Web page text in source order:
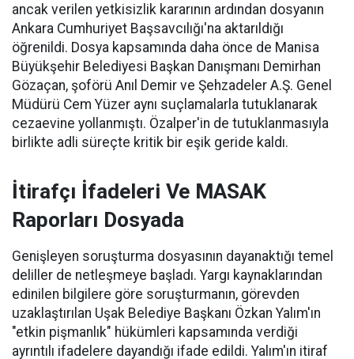
ancak verilen yetkisizlik kararının ardından dosyanın
Ankara Cumhuriyet Başsavcılığı'na aktarıldığı
öğrenildi. Dosya kapsamında daha önce de Manisa
Büyükşehir Belediyesi Başkan Danışmanı Demirhan
Gözaçan, şoförü Anıl Demir ve Şehzadeler A.Ş. Genel
Müdürü Cem Yüzer aynı suçlamalarla tutuklanarak
cezaevine yollanmıştı. Özalper'in de tutuklanmasıyla
birlikte adli süreçte kritik bir eşik geride kaldı.
İtirafçı İfadeleri Ve MASAK
Raporları Dosyada
Genişleyen soruşturma dosyasının dayanaktığı temel
deliller de netleşmeye başladı. Yargı kaynaklarından
edinilen bilgilere göre soruşturmanın, görevden
uzaklaştırılan Uşak Belediye Başkanı Özkan Yalım'ın
"etkin pişmanlık" hükümleri kapsamında verdiği
ayrıntılı ifadelere dayandığı ifade edildi. Yalım'ın itiraf